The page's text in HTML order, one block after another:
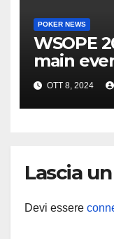
POKER NEWS
WSOPE
main
azzurri al
OTT 8, 2024
Lascia
Devi essere